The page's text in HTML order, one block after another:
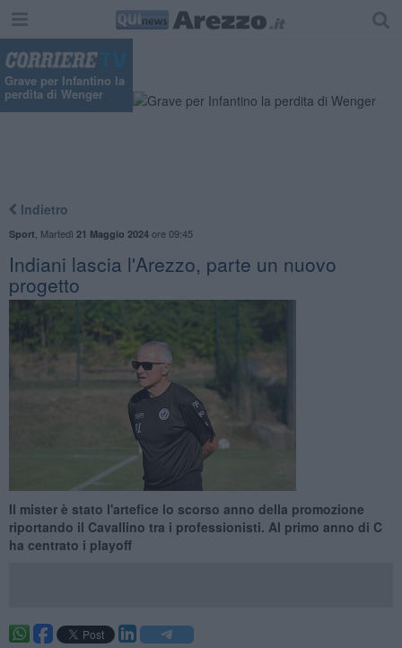
Grave per Infantino la
perdita di Wenger
Indietro
Sport Martedì 21 Maggio 2024ore 09:45
Indiani lascia l'Arezzo, parte un nuovo
progetto
Il mister è stato l'artefice lo scorso anno della promozione
riportando il Cavallino tra i professionisti. Al primo anno di C
ha centrato i playoff